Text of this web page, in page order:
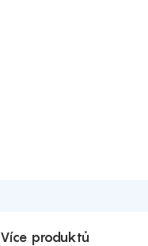
Více produktů